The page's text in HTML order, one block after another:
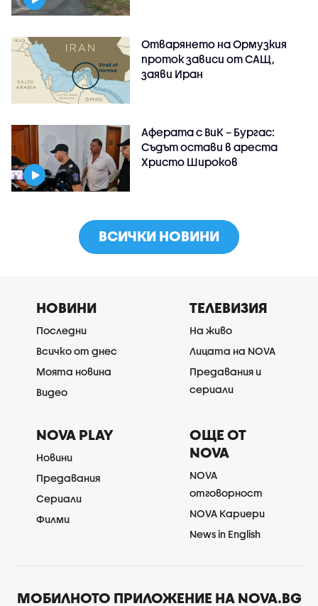
Отварянето на Ормузкия
проток зависи от САЩ,
заяви Иран
Аферата с ВиК – Бургас:
Съдът остави в ареста
Христо Широков
ВСИЧКИ НОВИНИ
НОВИНИ
Последни
Всичко от днес
Моята новина
Видео
ТЕЛЕВИЗИЯ
На живо
Лицата на NOVA
Предавания и
сериали
NOVA PLAY
Новини
Предавания
Сериали
Филми
ОЩЕ ОТ
NOVA
NOVA
отговорност
NOVA Кариери
News in English
МОБИЛНОТО ПРИЛОЖЕНИЕ НА NOVA.BG